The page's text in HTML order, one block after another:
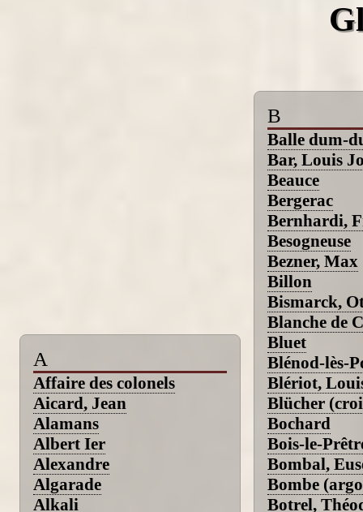
A
Affaire des colonels
Aicard, Jean
Alamans
Albert Ier
Alexandre
Algarade
Alkali
B
Balle dum-
Bar, Louis
Beauce
Bergerac
Bernhardi,
Besogneuse
Bezner, Max
Billon
Bismarck,
Blanche de
Bluet
Blénod-lès-
Blériot,
Blücher
Bochard
Bois-le-
Bombal,
Bombe
Botrel,